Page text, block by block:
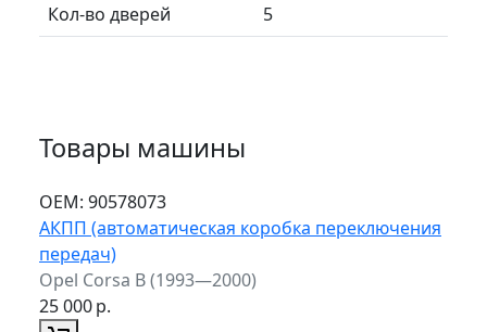
Кол-во дверей
5
Товары машины
ОЕМ: 90578073
АКПП (автоматическая коробка переключения
передач)
Opel Corsa B (1993—2000)
25 000р.